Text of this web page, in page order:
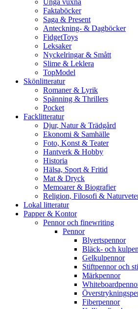
Unga vuxna
Faktaböcker
Saga & Present
Anteckning- & Dagböcker
FidgetToys
Leksaker
Nyckelringar & Smått
Slime & Leklera
TopModel
Skönlitteratur
Romaner & Lyrik
Spänning & Thrillers
Pocket
Facklitteratur
Djur, Natur & Trädgård
Ekonomi & Samhälle
Foto, Konst & Teater
Hantverk & Hobby
Historia
Hälsa, Sport & Fritid
Mat & Dryck
Memoarer & Biografier
Religion, Filosofi &
Lokal litteratur
Papper & Kontor
Pennor och finewriting
Pennor
Blyertspennor
Bläck- och
Gelkulpennor
Stiftpennor och
Märkpennor
Fiberpennor